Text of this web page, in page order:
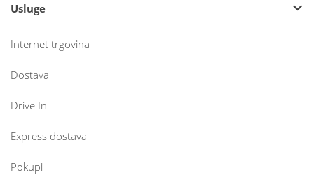
Usluge
Internet trgovina
Dostava
Drive In
Express dostava
Pokupi